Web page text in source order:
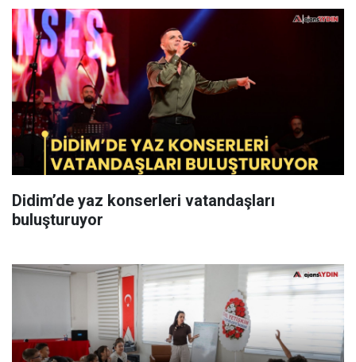
Didim’de yaz konserleri vatandaşları
buluşturuyor